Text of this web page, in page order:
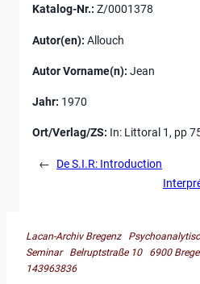
Katalog-Nr.: Z/0001378
Autor(en): Allouch
Autor Vorname(n): Jean
Jahr: 1970
Ort/Verlag/ZS: In: Littoral 1, pp
←
De S.I.R: Introduction
Lacan-Archiv Bregenz
Seminar Belruptstraße 10 6900
143963836